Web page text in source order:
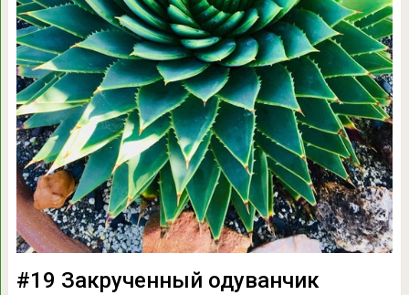
#19 Закрученный одуванчик